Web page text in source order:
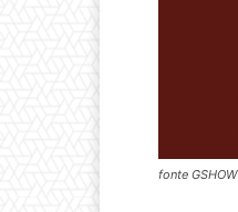
fonte GSHOW